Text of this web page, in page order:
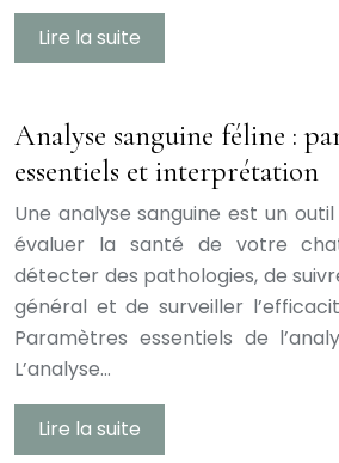
Lire la suite
Analyse sanguine féline :
essentiels et interprétation
Une analyse sanguine est un
évaluer la santé de votre
détecter des pathologies, de
général et de surveiller
Paramètres essentiels de
L’analyse…
Lire la suite